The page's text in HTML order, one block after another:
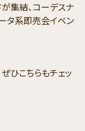
集結、コーデスナ
タ系即売会イベン
ひこちらもチェッ